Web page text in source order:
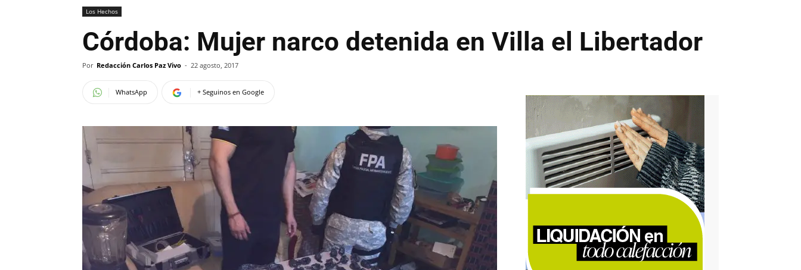
Los Hechos
Córdoba: Mujer narco detenida en Villa el Libertador
Por Redacción Carlos Paz Vivo - 22 agosto, 2017
WhatsApp + Seguinos en Google